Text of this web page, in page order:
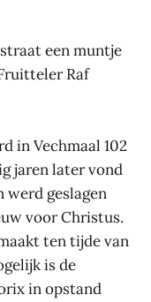
een muntje
Raf
in Vechmaal 102
jaren later vond
werd geslagen
voor Christus.
ten tijde van
is de
in opstand